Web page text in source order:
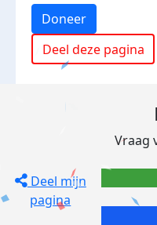
Doneer
Deel deze pagina
Deel mijn
pagina
Vraag